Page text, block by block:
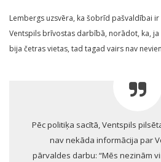
Lembergs uzsvēra, ka šobrīd pašvaldībai
Ventspils brīvostas darbībā, norādot, ka,
bija četras vietas, tad tagad vairs nav
Pēc politiķa sacītā, Ventspils
nav nekāda informācija par
pārvaldes darbu: “Mēs nezinām